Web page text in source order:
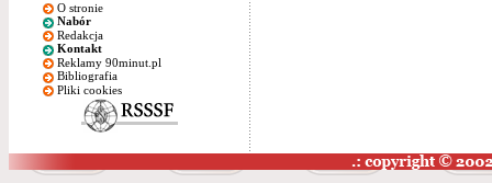
O stronie
Nabór
Redakcja
Kontakt
Reklamy 90minut.pl
Bibliografia
Pliki cookies